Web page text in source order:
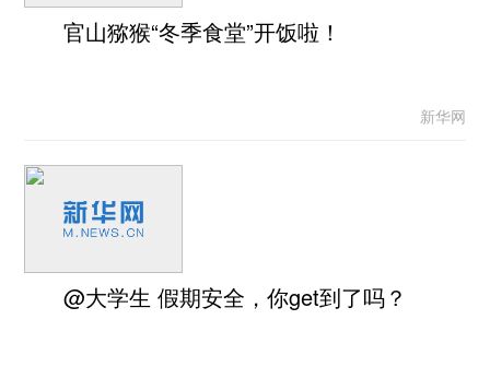
官山猕猴“冬季食堂”开饭啦！
新华网
@大学生 假期安全，你get到了吗？